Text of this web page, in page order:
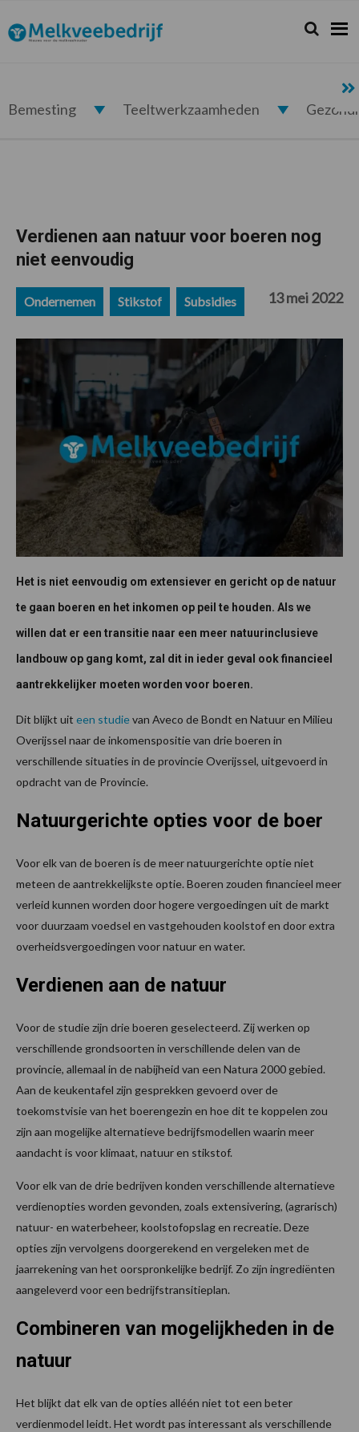
de
hoofdnavigatie
de
hoofd
de
eerste
de
voettekst
Melkveebedrijf.nl Zoeken...
Zoek
Bemesting Teeltwerkzaamheden
Verdienen aan natuur voor boeren nog
niet eenvoudig
Ondernemen Stikstof Subsidies 13 mei 2022
Het is niet eenvoudig om extensiever en gericht op de natuur
te gaan boeren en het inkomen op peil te houden. Als we
willen dat er een transitie naar een meer natuurinclusieve
landbouw op gang komt, zal dit in ieder geval ook financieel
aantrekkelijker moeten worden voor boeren.
Dit blijkt uit een studievan Aveco de Bondt en Natuur en Milieu
Overijssel naar de inkomenspositie van drie boeren in
verschillende situaties in de provincie Overijssel, uitgevoerd in
opdracht van de Provincie.
Natuurgerichte opties voor de boer
Voor elk van de boeren is de meer natuurgerichte optie niet
meteen de aantrekkelijkste optie. Boeren zouden financieel meer
verleid kunnen worden door hogere vergoedingen uit de markt
voor duurzaam voedsel en vastgehouden koolstof en door extra
overheidsvergoedingen voor natuur en water.
Verdienen aan de natuur
Voor de studie zijn drie boeren geselecteerd. Zij werken op
verschillende grondsoorten in verschillende delen van de
provincie, allemaal in de nabijheid van een Natura 2000 gebied.
Aan de keukentafel zijn gesprekken gevoerd over de
toekomstvisie van het boerengezin en hoe dit te koppelen zou
zijn aan mogelijke alternatieve bedrijfsmodellen waarin meer
aandacht is voor klimaat, natuur en stikstof.
Voor elk van de drie bedrijven konden verschillende alternatieve
verdienopties worden gevonden, zoals extensivering, (agrarisch)
natuur- en waterbeheer, koolstofopslag en recreatie. Deze
opties zijn vervolgens doorgerekend en vergeleken met de
jaarrekening van het oorspronkelijke bedrijf. Zo zijn ingrediënten
aangeleverd voor een bedrijfstransitieplan.
Combineren van mogelijkheden in de
natuur
Het blijkt dat elk van de opties alléén niet tot een beter
verdienmodel leidt. Het wordt pas interessant als verschillende